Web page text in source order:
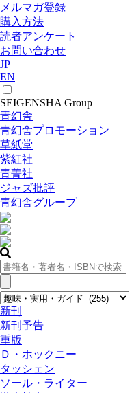
メルマガ登録
購入方法
読者アンケート
お問い合わせ
JP
EN
SEIGENSHA Group
青幻舎
青幻舎プロモーション
草紙堂
紫紅社
青菁社
ジャズ批評
青幻舎グループ
新刊
新刊予告
重版
Ｄ・ホックニー
タッシェン
ソール・ライター